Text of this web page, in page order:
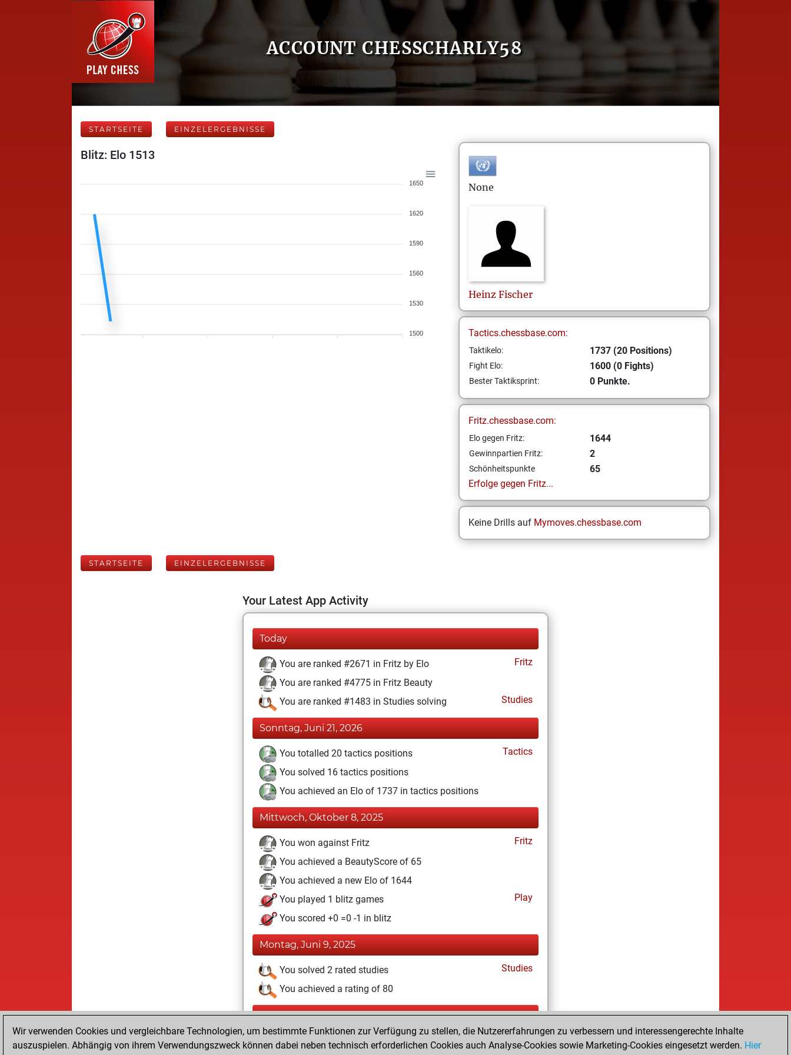
ACCOUNT CHESSCHARLY58
STARTSEITE EINZELERGEBNISSE
Blitz: Elo 1513
1650
1620
1590
1560
1530
1500
None
Heinz Fischer
Tactics.chessbase.com:
Taktikelo: 1737 (20 Positions)
Fight Elo: 1600 (0 Fights)
Bester Taktiksprint: 0 Punkte.
Fritz.chessbase.com:
Elo gegen Fritz: 1644
Gewinnpartien Fritz: 2
Schönheitspunkte
65
Erfolge gegen Fritz...
Keine Drills auf Mymoves.chessbase.com
STARTSEITE EINZELERGEBNISSE
Your Latest App Activity
Today
You are ranked #2671 in Fritz by Elo
Fritz
You are ranked #4775 in Fritz Beauty
You are ranked #1483 in Studies solving
Studies
Sonntag, Juni 21, 2026
You totalled 20 tactics positions
Tactics
You solved 16 tactics positions
You achieved an Elo of 1737 in tactics positions
Mittwoch, Oktober 8, 2025
You won against Fritz
Fritz
You achieved a BeautyScore of 65
You achieved a new Elo of 1644
You played 1 blitz games
Play
You scored +0 =0 -1 in blitz
Montag, Juni 9, 2025
You solved 2 rated studies
Studies
You achieved a rating of 80
Dienstag, Februar 22, 2022
You created your Fritz account
Fritz
Wir verwenden Cookies und vergleichbare Technologien, um bestimmte Funktionen zur Verfügung zu stellen, die Nutzererfahrungen zu verbessern und interessengerechte Inhalte
auszuspielen. Abhängig von ihrem Verwendungszweck können dabei neben technisch erforderlichen Cookies auch Analyse-Cookies sowie Marketing-Cookies eingesetzt werden. Hier